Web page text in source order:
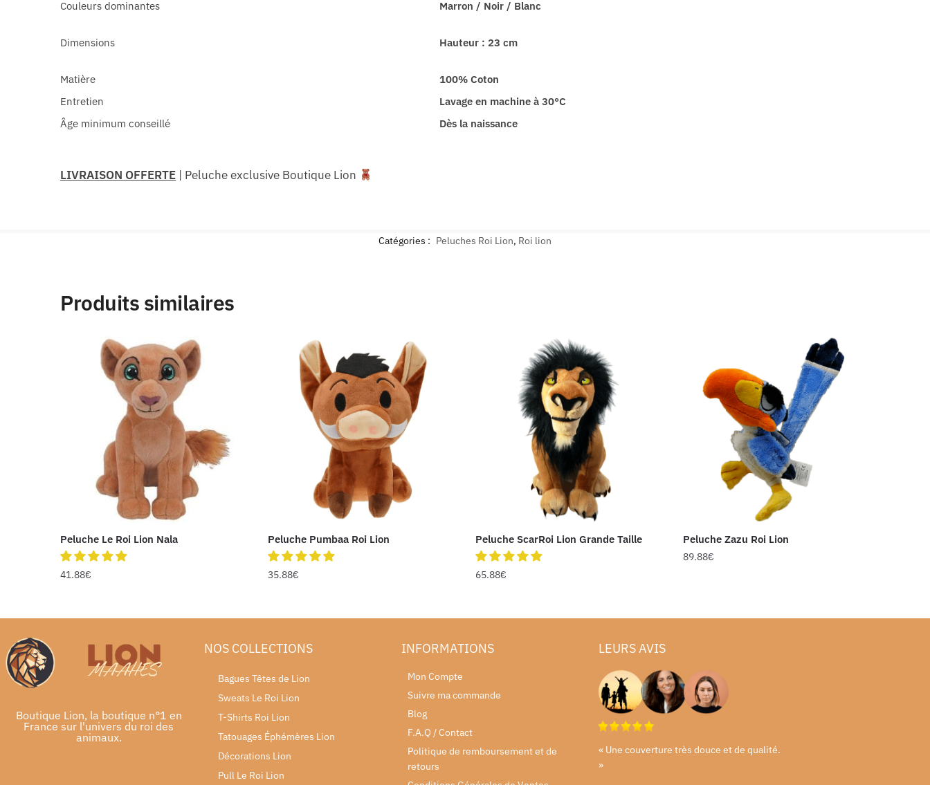
Couleurs dominantes Marron / Noir / Blanc
Dimensions Hauteur : 23 cm
Matière
100% Coton
Entretien
Lavage en machine à 30°C
Âge minimum conseillé
Dès la naissance
LIVRAISON OFFERTE | Peluche exclusive Boutique Lion
Catégories : Peluches Roi Lion, Roi lion
Produits similaires
Peluche Le Roi Lion Nala
41.88€
Peluche Pumbaa Roi Lion
35.88€
Peluche ScarRoi Lion Grande Taille
65.88€
Peluche Zazu Roi Lion
89.88€
Boutique Lion, la boutique n°1 en
France sur l'univers du roi des
animaux.
NOS COLLECTIONS
Bagues Têtes de Lion
Sweats Le Roi Lion
T-Shirts Roi Lion
Tatouages Éphémères Lion
Décorations Lion
Pull Le Roi Lion
INFORMATIONS
Mon Compte
Suivre ma commande
Blog
F.A.Q / Contact
Politique de remboursement et de
retours
LEURS AVIS
« Une couverture très douce et de qualité.
»